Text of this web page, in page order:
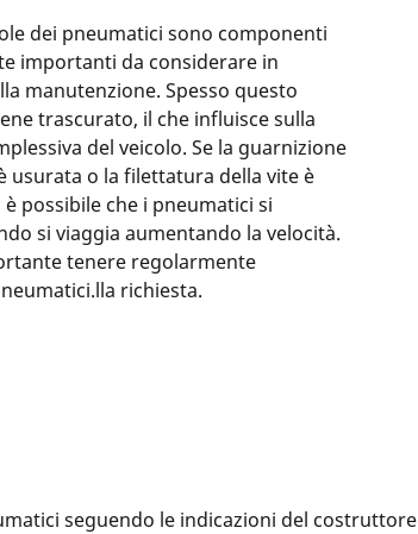
dei pneumatici sono componenti
importanti da considerare in
manutenzione. Spesso questo
trascurato, il che influisce sulla
del veicolo. Se la guarnizione
usurata o la filettatura della vite è
possibile che i pneumatici si
si viaggia aumentando la velocità.
tenere regolarmente
richiesta.
seguendo le indicazioni del costruttore